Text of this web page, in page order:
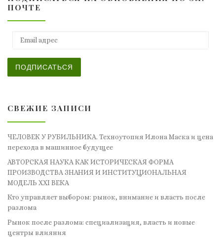
ПОЧТЕ
ПОДПИСАТЬСЯ
СВЕЖИЕ ЗАПИСИ
ЧЕЛОВЕК У РУБИЛЬНИКА. Техноутопия Илона Маска и цена
перехода в машинное будущее
АВТОРСКАЯ НАУКА КАК ИСТОРИЧЕСКАЯ ФОРМА
ПРОИЗВОДСТВА ЗНАНИЯ И ИНСТИТУЦИОНАЛЬНАЯ
МОДЕЛЬ XXI ВЕКА
Кто управляет выбором: рынок, внимание и власть после
разлома
Рынок после разлома: специализация, власть и новые
центры влияния